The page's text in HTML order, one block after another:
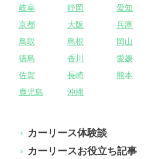
岐阜
静岡 愛知
京都
大阪 兵庫
鳥取
島根 岡山
徳島
香川 愛媛
佐賀
長崎 熊本
鹿児島
沖縄
カーリース体験談
カーリースお役立ち記事